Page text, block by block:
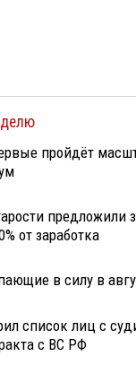
пройдёт
предложили
от заработка
в силу в
список лиц с
с ВС РФ